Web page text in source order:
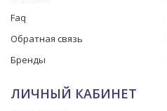
Faq
Обратная связь
Бренды
ЛИЧНЫЙ КАБИНЕТ